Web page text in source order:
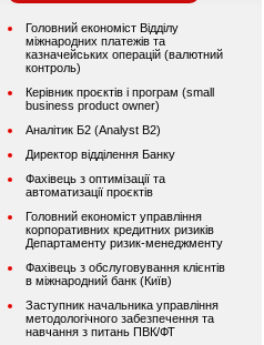
Головний економіст Відділу
міжнародних платежів та
казначейських операцій (валютний
контроль)
Керівник проєктів і програм (small
business product owner)
Аналітик Б2 (Analyst B2)
Директор відділення Банку
Фахівець з оптимізації та
автоматизації проєктів
Головний економіст управління
корпоративних кредитних ризиків
Департаменту ризик-менеджменту
Фахівець з обслуговування клієнтів
в міжнародний банк (Київ)
Заступник начальника управління
методологічного забезпечення та
навчання з питань ПВК/ФТ